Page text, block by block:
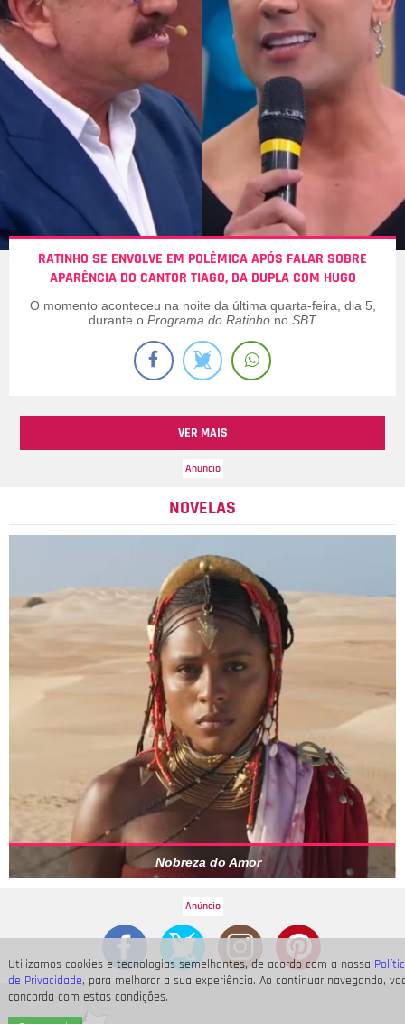
Utilizamos cookies e tecnologias semelhantes, de acordo com a nossa
de Privacidade, para melhorar a sua experiência. Ao continuar navegando,
concorda com estas condições.
RATINHO SE ENVOLVE EM POLÊMICA APÓS FALAR SOBRE
APARÊNCIA DO CANTOR TIAGO, DA DUPLA COM HUGO
O momento aconteceu na noite da última quarta-feira, dia 5,
durante o Programa do Ratinho no SBT
VER MAIS
NOVELAS
Nobreza do Amor